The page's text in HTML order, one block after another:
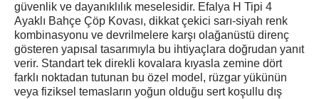
güvenlik ve dayanıklılık meselesidir. Efalya H Tipi 4
Ayaklı Bahçe Çöp Kovası, dikkat çekici sarı-siyah renk
kombinasyonu ve devrilmelere karşı olağanüstü direnç
gösteren yapısal tasarımıyla bu ihtiyaçlara doğrudan yanıt
verir. Standart tek direkli kovalara kıyasla zemine dört
farklı noktadan tutunan bu özel model, rüzgar yükünün
veya fiziksel temasların yoğun olduğu sert koşullu dış